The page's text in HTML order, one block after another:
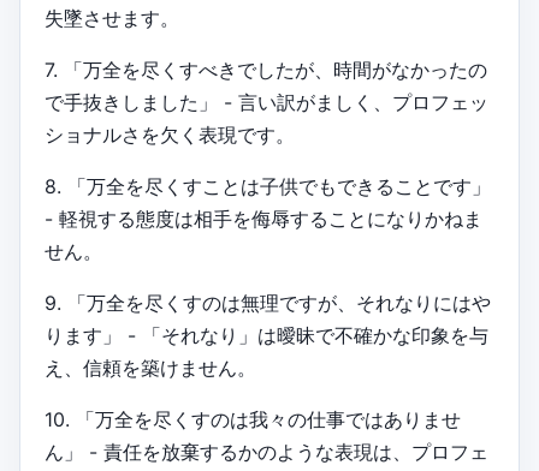
失墜させます。
7. 「万全を尽くすべきでしたが、時間がなかったの
で手抜きしました」 - 言い訳がましく、プロフェッ
ショナルさを欠く表現です。
8. 「万全を尽くすことは子供でもできることです」
- 軽視する態度は相手を侮辱することになりかねま
せん。
9. 「万全を尽くすのは無理ですが、それなりにはや
ります」 - 「それなり」は曖昧で不確かな印象を与
え、信頼を築けません。
10. 「万全を尽くすのは我々の仕事ではありませ
ん」 - 責任を放棄するかのような表現は、プロフェ